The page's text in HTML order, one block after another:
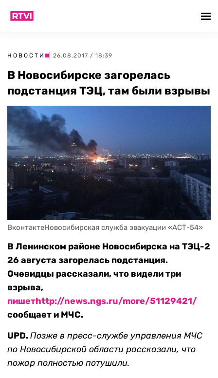
НОВОСТИ | 26.08.2017 / 18:39
В Новосибирске загорелась
подстанция ТЭЦ, там были взрывы
ВконтактеНовосибирская служба эвакуации «АСТ-54»
В Ленинском районе Новосибирска на ТЭЦ-2
26 августа загорелась подстанция.
Очевидцы рассказали, что видели три
взрыва,
пишетhttp://news.ngs.ru/more/51129421/
сообщает и МЧС.
UPD.Позже в пресс-службе управления МЧС
по Новосибирской области рассказали, что
пожар полностью потушили.